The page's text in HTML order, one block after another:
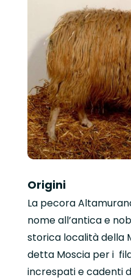
Origini
La pecora
nome all’antica e
storica località della
detta Moscia per i
increspati e cadenti